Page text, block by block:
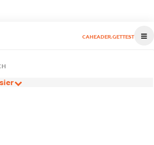
CAHEADER.GETTEST